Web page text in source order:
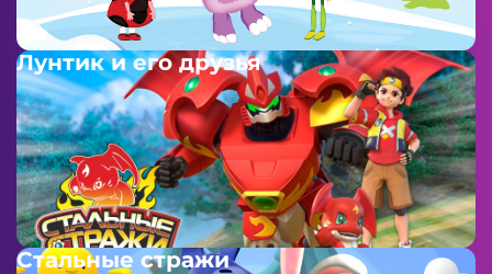
Лунтик и его друзья
Стальные стражи